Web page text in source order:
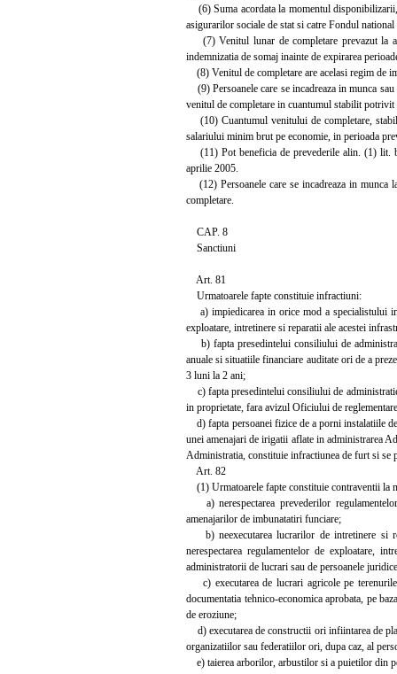
(6) Suma acordata la momentul
asigurarilor sociale de stat si catre Fondul
(7) Venitul lunar de completare prevazut la
indemnizatia de somaj inainte de expirarea
(8) Venitul de completare are acelasi regim de
(9) Persoanele care se incadreaza in munca
venitul de completare in cuantumul stabilit
(10) Cuantumul venitului de completare,
salariului minim brut pe economie, in perioada
(11) Pot beneficia de prevederile alin. (1) lit.
aprilie 2005.
(12) Persoanele care se incadreaza in munca
completare.
CAP. 8
Sanctiuni
Art. 81
Urmatoarele fapte constituie infractiuni:
a) impiedicarea in orice mod a specialistului
exploatare, intretinere si reparatii ale acestei
b) fapta presedintelui consiliului de
anuale si situatiile financiare auditate ori de a
3 luni la 2 ani;
c) fapta presedintelui consiliului de
in proprietate, fara avizul Oficiului de
d) fapta persoanei fizice de a porni instalatiile
unei amenajari de irigatii aflate in administrarea
Administratia, constituie infractiunea de furt si se
Art. 82
(1) Urmatoarele fapte constituie contraventii la
a) nerespectarea prevederilor
amenajarilor de imbunatatiri funciare;
b) neexecutarea lucrarilor de intretinere si
nerespectarea regulamentelor de exploatare,
administratorii de lucrari sau de persoanele
c) executarea de lucrari agricole pe
documentatia tehnico-economica aprobata, pe
de eroziune;
d) executarea de constructii ori infiintarea de
organizatiilor sau federatiilor ori, dupa caz, al
e) taierea arborilor, arbustilor si a puietilor din